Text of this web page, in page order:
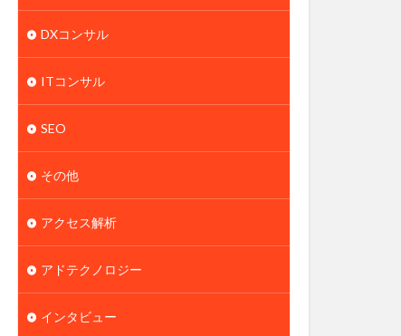
DXコンサル
ITコンサル
SEO
その他
アクセス解析
アドテクノロジー
インタビュー